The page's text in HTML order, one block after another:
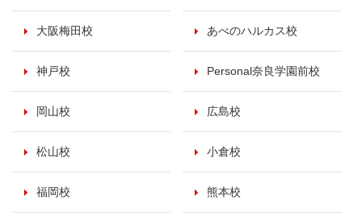
大阪梅田校 あべのハルカス校
神戸校 Personal奈良学園前校
岡山校 広島校
松山校 小倉校
福岡校 熊本校